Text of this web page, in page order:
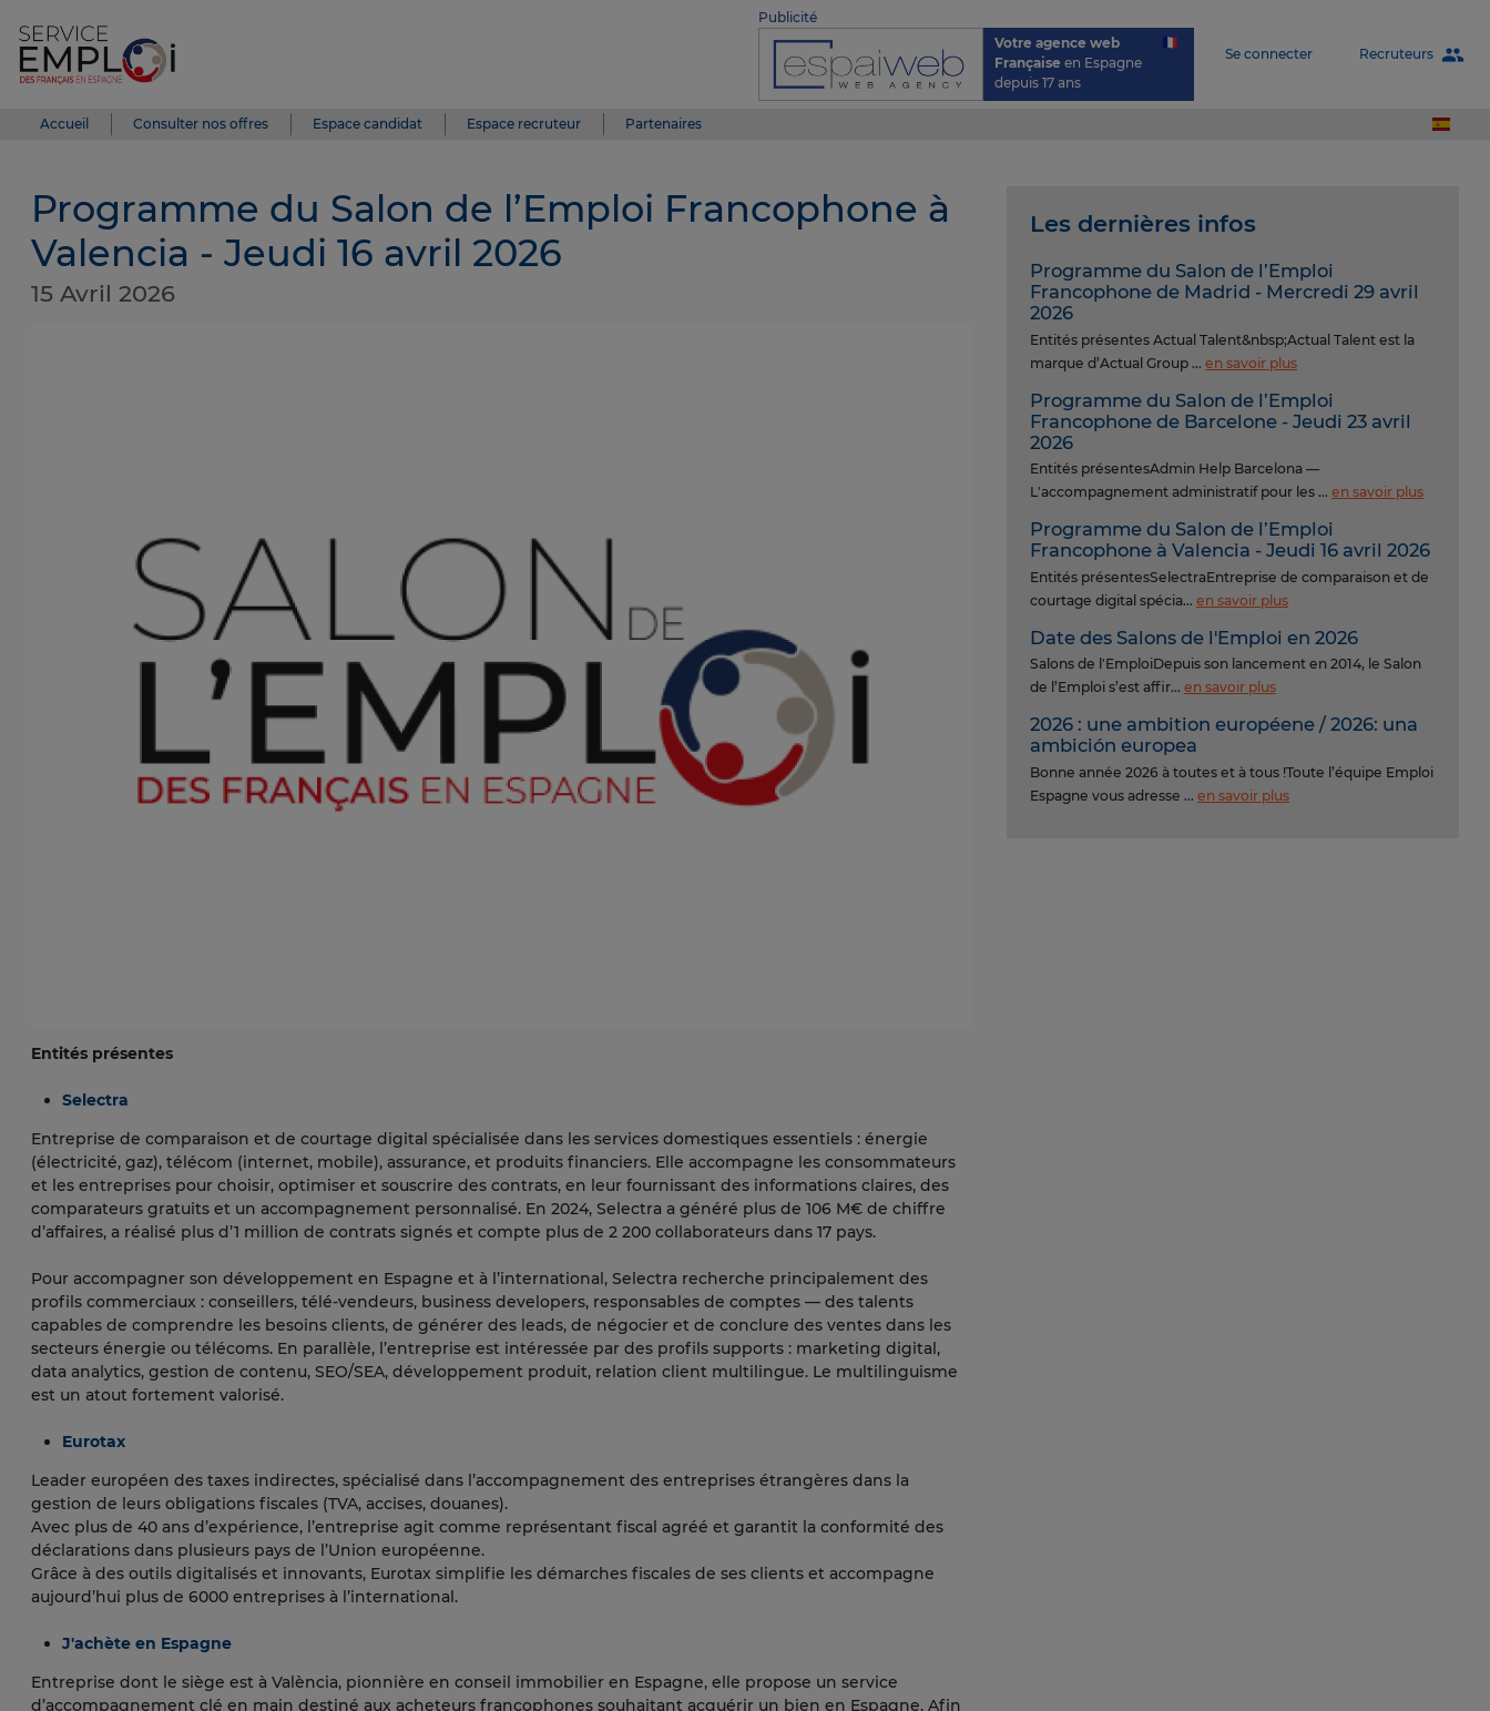
Publicité
Votre agence web
Française en Espagne
depuis 17 ans
Se connecter Recruteurs people
Accueil Consulter nos offres Espace candidat Espace recruteur Partenaires
Programme du Salon de l’Emploi Francophone à
Valencia - Jeudi 16 avril 2026
15 Avril 2026
Entités présentes
Selectra
Entreprise de comparaison et de courtage digital spécialisée dans les services domestiques essentiels : énergie
(électricité, gaz), télécom (internet, mobile), assurance, et produits financiers. Elle accompagne les consommateurs
et les entreprises pour choisir, optimiser et souscrire des contrats, en leur fournissant des informations claires, des
comparateurs gratuits et un accompagnement personnalisé. En 2024, Selectra a généré plus de 106 M€ de chiffre
d’affaires, a réalisé plus d’1 million de contrats signés et compte plus de 2 200 collaborateurs dans 17 pays.
Pour accompagner son développement en Espagne et à l’international, Selectra recherche principalement des
profils commerciaux : conseillers, télé-vendeurs, business developers, responsables de comptes — des talents
capables de comprendre les besoins clients, de générer des leads, de négocier et de conclure des ventes dans les
secteurs énergie ou télécoms. En parallèle, l’entreprise est intéressée par des profils supports : marketing digital,
data analytics, gestion de contenu, SEO/SEA, développement produit, relation client multilingue. Le multilinguisme
est un atout fortement valorisé.
Eurotax
Leader européen des taxes indirectes, spécialisé dans l’accompagnement des entreprises étrangères dans la
gestion de leurs obligations fiscales (TVA, accises, douanes).
Avec plus de 40 ans d’expérience, l’entreprise agit comme représentant fiscal agréé et garantit la conformité des
déclarations dans plusieurs pays de l’Union européenne.
Grâce à des outils digitalisés et innovants, Eurotax simplifie les démarches fiscales de ses clients et accompagne
aujourd’hui plus de 6000 entreprises à l’international.
J'achète en Espagne
Entreprise dont le siège est à València, pionnière en conseil immobilier en Espagne, elle propose un service
d’accompagnement clé en main destiné aux acheteurs francophones souhaitant acquérir un bien en Espagne. Afin
Les dernières infos
Programme du Salon de l’Emploi
Francophone de Madrid - Mercredi 29 avril
2026
Entités présentes Actual Talent&nbsp;Actual Talent est la
marque d’Actual Group ... en savoir plus
Programme du Salon de l’Emploi
Francophone de Barcelone - Jeudi 23 avril
2026
Entités présentesAdmin Help Barcelona —
L'accompagnement administratif pour les ... en savoir plus
Programme du Salon de l’Emploi
Francophone à Valencia - Jeudi 16 avril 2026
Entités présentesSelectraEntreprise de comparaison et de
courtage digital spécia... en savoir plus
Date des Salons de l'Emploi en 2026
Salons de l'EmploiDepuis son lancement en 2014, le Salon
de l’Emploi s’est affir... en savoir plus
2026 : une ambition européene / 2026: una
ambición europea
Bonne année 2026 à toutes et à tous !Toute l’équipe Emploi
Espagne vous adresse ... en savoir plus